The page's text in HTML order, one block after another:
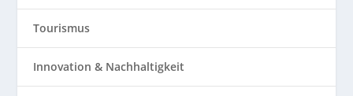
Tourismus
Innovation & Nachhaltigkeit